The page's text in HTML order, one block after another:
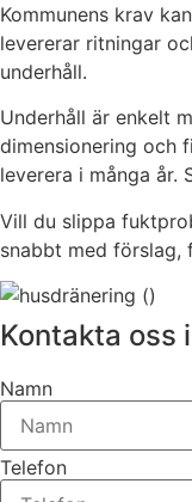
Kommunens krav
levererar ritningar
underhåll.
Underhåll är enkelt
dimensionering och
leverera i många år.
Vill du slippa
snabbt med
Kontakta oss
Namn
Telefon